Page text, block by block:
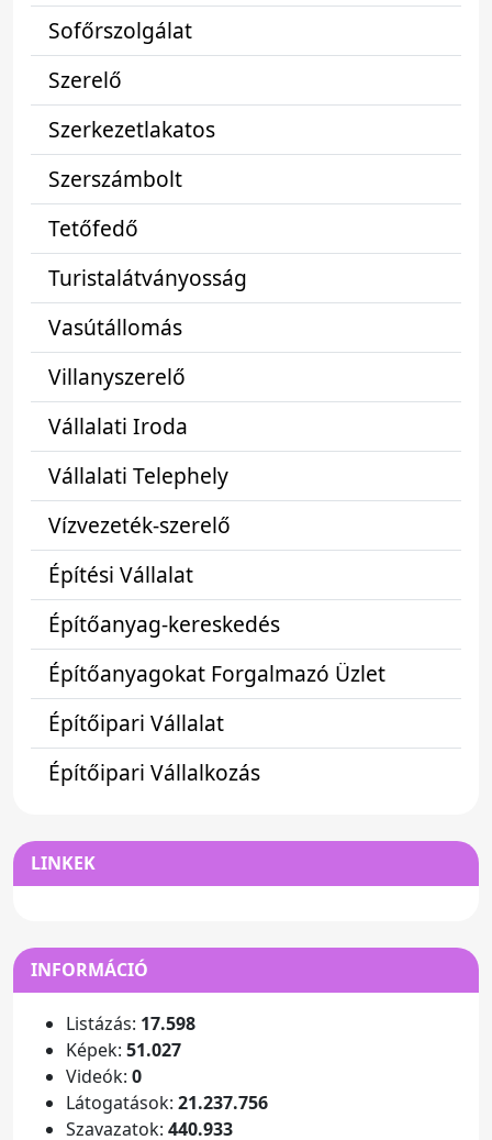
Sofőrszolgálat
Szerelő
Szerkezetlakatos
Szerszámbolt
Tetőfedő
Turistalátványosság
Vasútállomás
Villanyszerelő
Vállalati Iroda
Vállalati Telephely
Vízvezeték-szerelő
Építési Vállalat
Építőanyag-kereskedés
Építőanyagokat Forgalmazó Üzlet
Építőipari Vállalat
Építőipari Vállalkozás
LINKEK
INFORMÁCIÓ
Listázás: 17.598
Képek: 51.027
Videók: 0
Látogatások: 21.237.756
Szavazatok: 440.933